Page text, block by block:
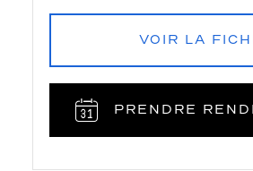
VOIR LA
PRENDRE